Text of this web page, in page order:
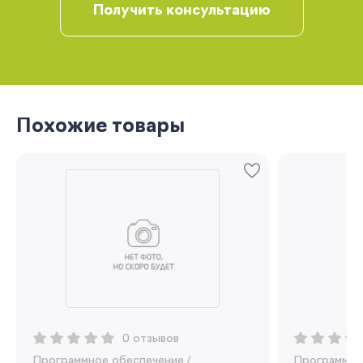
Получить консультацию
Похожие товары
0 отзывов
Запомнить меня